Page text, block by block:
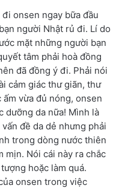
onsen ngay bữa đầu
người Nhật rủ đi. Lí do
mặt những người bạn
tâm phải hoà đồng
đã đồng ý đi. Phải nói
cảm giác thư giãn, thư
vừa đủ nóng, onsen
dưỡng da nữa! Mình là
đề da dẻ nhưng phải
trong dòng nước thiên
mịn. Nói cái này ra chắc
hoặc làm quá.
onsen trong việc